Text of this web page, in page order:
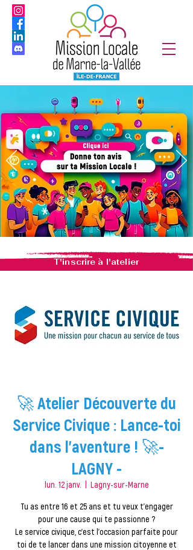
T'inscrire à l'atelier
🚀 Atelier Découverte du
Service Civique : Lance-toi
dans l'aventure ! 🚀-
LAGNY -
lun. 12 janv. Lagny-sur-Marne
Tu as entre 16 et 25 ans et tu veux t’engager
pour une cause qui te passionne ?
Le service civique, c’est l’occasion parfaite pour
toi de te lancer dans une mission citoyenne et